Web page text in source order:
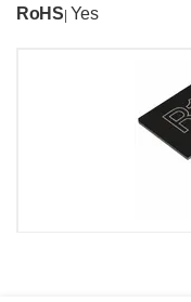
RoHS Yes